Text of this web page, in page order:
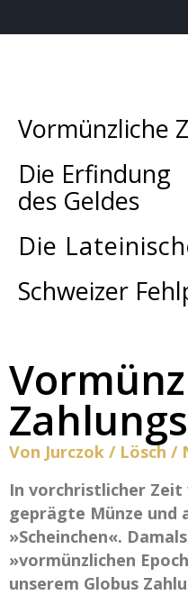
Vormünzliche
Die Erfindung
des Geldes
Die
Schweizer
Von Jurczok / Lösch /
In vorchristlicher Zeit
geprägte Münze und
»Scheinchen«.
»vormünzlichen
unserem Globus